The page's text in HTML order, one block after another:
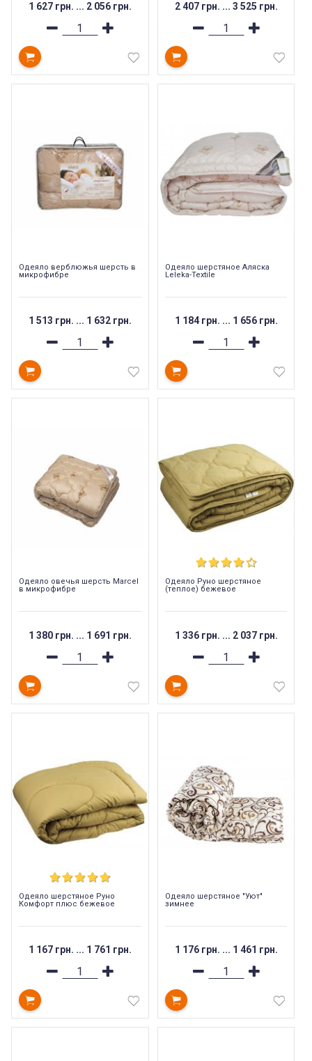
1 627 грн. ... 2 056 грн. 2 407 грн. ... 3 525 грн.
Одеяло верблюжья шерсть в
микрофибре
1 513 грн. ... 1 632 грн.
Одеяло шерстяное Аляска
Leleka-Textile
1 184 грн. ... 1 656 грн.
Одеяло овечья шерсть Marcel
в микрофибре
1 380 грн. ... 1 691 грн.
Одеяло Руно шерстяное
(теплое) бежевое
1 336 грн. ... 2 037 грн.
Одеяло шерстяное Руно
Комфорт плюс бежевое
1 167 грн. ... 1 761 грн.
Одеяло шерстяное "Уют"
зимнее
1 176 грн. ... 1 461 грн.